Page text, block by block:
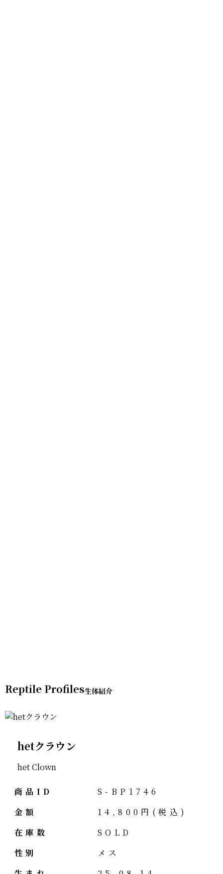
Reptile Profiles
hetクラウン
het Clown
商品ID
S-BP1746
金額
14,800円(税込)
在庫数
SOLD
性別
メス